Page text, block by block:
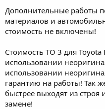
Дополнительные работы
материалов и
стоимость не включены!
Стоимость ТО 3 для
использовании
использовании
гарантию на работы! Так
быстрее выходят из
замене!